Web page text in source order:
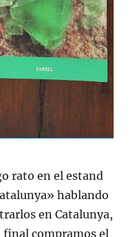
rato en el estand
hablando
en Catalunya,
compramos el